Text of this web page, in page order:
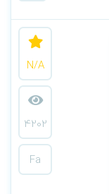
N/A
4202
Fa